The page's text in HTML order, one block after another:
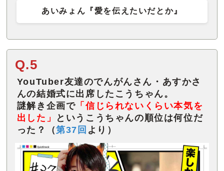
あいみょん『愛を伝えたいだとか』
Q.5
YouTuber友達のでんがんさん・あすかさ
んの結婚式に出席したこうちゃん。
謎解き企画で 「信じられないくらい本気を
出した」
というこうちゃんの順位は何位だ
った？（第37回 より）